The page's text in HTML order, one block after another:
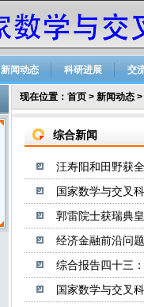
新闻动态 科研进展 交
现在位置： 首页 > 新闻动态 >
综合新闻
汪寿阳和田野获
国家数学与交叉
郭雷院士获瑞典
经济金融前沿问
综合报告四十三
国家数学与交叉